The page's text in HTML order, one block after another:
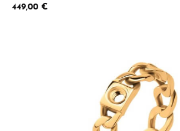
Regulärer Preis:
449,00 €